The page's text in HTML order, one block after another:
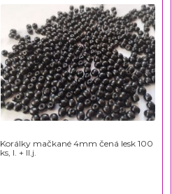
Korálky mačkané 4mm čená lesk 100
ks, I. + II.j.